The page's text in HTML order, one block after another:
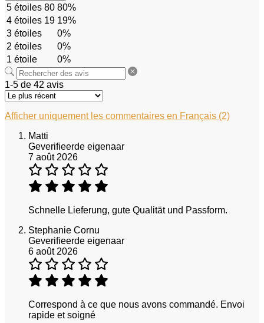
5 étoiles 80 80%
4 étoiles 19 19%
3 étoiles
0%
2 étoiles
0%
1 étoile
0%
1-5 de 42 avis
Afficher uniquement les commentaires en Français (2)
Matti
Geverifieerde eigenaar
7 août 2026
Schnelle Lieferung, gute Qualität und Passform.
Stephanie Cornu
Geverifieerde eigenaar
6 août 2026
Correspond à ce que nous avons commandé. Envoi
rapide et soigné